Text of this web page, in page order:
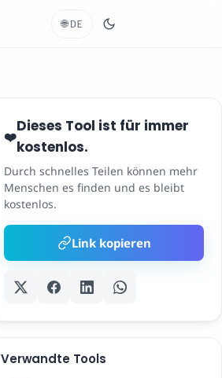
🌐 DE
❤️
Dieses Tool ist für immer
kostenlos.
Durch schnelles Teilen können mehr
Menschen es finden und es bleibt
kostenlos.
Link kopieren
Verwandte Tools